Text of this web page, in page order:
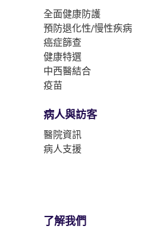
全面健康防護
預防退化性/慢性疾病
癌症篩查
健康特選
中西醫結合
疫苗
病人與訪客
醫院資訊
病人支援
了解我們